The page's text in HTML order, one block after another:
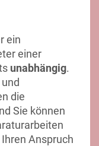
ein
einer
unabhängig.
die
Sie können
Anspruch